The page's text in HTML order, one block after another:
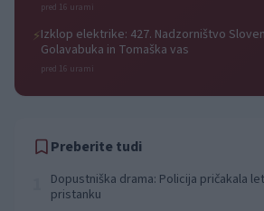
pred 16 urami
⚡Izklop elektrike: 427. Nadzorništvo
Golavabuka in Tomaška vas
pred 16 urami
Preberite tudi
Dopustniška drama: Policija pričakala
pristanku